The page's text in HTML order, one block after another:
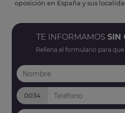
oposición en España y sus
TE INFORMAMOS SIN
Rellena el formulario para
0034